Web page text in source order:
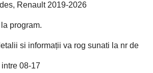
Renault 2019-2026
program.
si informații va rog sunati la nr de
08-17